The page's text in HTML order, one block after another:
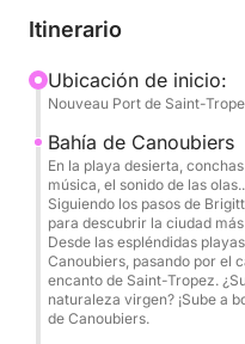
el Pershing X5 –
elegante, perfecto
atardecer. Su capitán
darán la bienvenida
agradable a lo largo
Diríjase hacia la Bahía
cristalinas de Cap
accesibles solo por
Itinerario
Ubicación de inicio:
Nouveau Port de Saint-
Bahía de Canoubiers
En la playa desierta,
música, el sonido de las
Siguiendo los pasos de
para descubrir la ciudad
Desde las espléndidas
Canoubiers, pasando por el
encanto de Saint-Tropez.
naturaleza virgen? ¡Sube a
de Canoubiers.